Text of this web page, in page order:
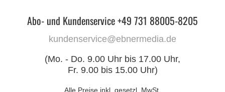
Abo- und Kundenservice +49 731 88005-8205
kundenservice@ebnermedia.de
(Mo. - Do. 9.00 Uhr bis 17.00 Uhr,
Fr. 9.00 bis 15.00 Uhr)
Alle Preise inkl. gesetzl. MwSt.